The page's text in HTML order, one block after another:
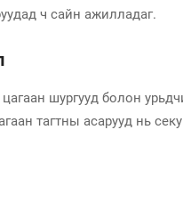
ч сайн ажилладаг.
шургууд болон
тагтны асарууд нь